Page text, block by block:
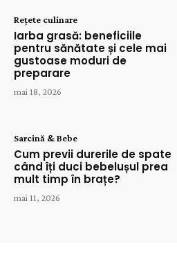
Rețete culinare
Iarba grasă: beneficiile
pentru sănătate și cele mai
gustoase moduri de
preparare
mai 18, 2026
Sarcină & Bebe
Cum previi durerile de spate
când îți duci bebelușul prea
mult timp în brațe?
mai 11, 2026